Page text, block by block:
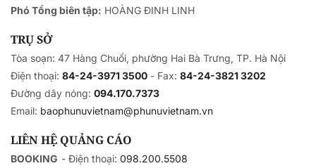
Phó Tổng biên tập: HOÀNG ĐINH LINH
TRỤ SỞ
Tòa soạn: 47 Hàng Chuối, phường Hai Bà Trưng, TP. Hà Nội
Điện thoại: 84-24-3971 3500 - Fax: 84-24-3821 3202
Đường dây nóng: 094.170.7373
Email: baophunuvietnam@phunuvietnam.vn
LIÊN HỆ QUẢNG CÁO
BOOKING - Điện thoại: 098.200.5508